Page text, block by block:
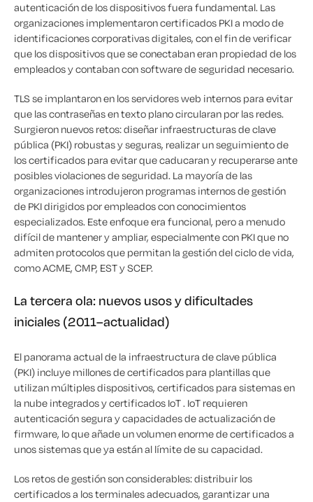
autenticación de los dispositivos fuera fundamental. Las
organizaciones implementaron certificados PKI a modo de
identificaciones corporativas digitales, con el fin de verificar
que los dispositivos que se conectaban eran propiedad de los
empleados y contaban con software de seguridad necesario.
TLS se implantaron en los servidores web internos para evitar
que las contraseñas en texto plano circularan por las redes.
Surgieron nuevos retos: diseñar infraestructuras de clave
pública (PKI) robustas y seguras, realizar un seguimiento de
los certificados para evitar que caducaran y recuperarse ante
posibles violaciones de seguridad. La mayoría de las
organizaciones introdujeron programas internos de gestión
de PKI dirigidos por empleados con conocimientos
especializados. Este enfoque era funcional, pero a menudo
difícil de mantener y ampliar, especialmente con PKI que no
admiten protocolos que permitan la gestión del ciclo de vida,
como ACME, CMP, EST y SCEP.
La tercera ola: nuevos usos y dificultades
iniciales (2011–actualidad)
El panorama actual de la infraestructura de clave pública
(PKI) incluye millones de certificados para plantillas que
utilizan múltiples dispositivos, certificados para sistemas en
la nube integrados y certificados IoT . IoT requieren
autenticación segura y capacidades de actualización de
firmware, lo que añade un volumen enorme de certificados a
unos sistemas que ya están al límite de su capacidad.
Los retos de gestión son considerables: distribuir los
certificados a los terminales adecuados, garantizar una